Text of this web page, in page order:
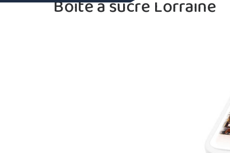
Boite a sucre Lorraine